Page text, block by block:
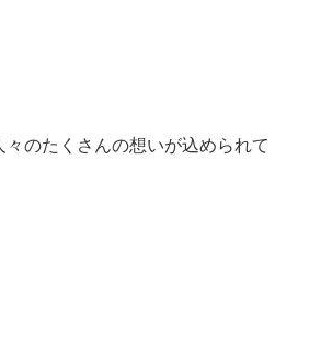
々のたくさんの想いが込められて